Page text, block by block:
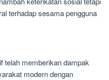
terhadap sesama pengguna
telah memberikan dampak
modern dengan